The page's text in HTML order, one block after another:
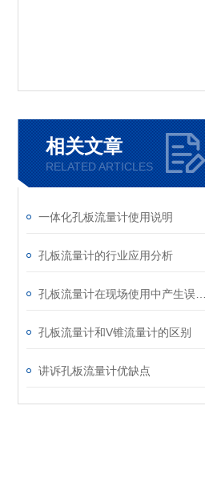
相关文章
RELATED ARTICLES
一体化孔板流量计使用说明
孔板流量计的行业应用分析
孔板流量计和V锥流量计的区别
讲诉孔板流量计优缺点